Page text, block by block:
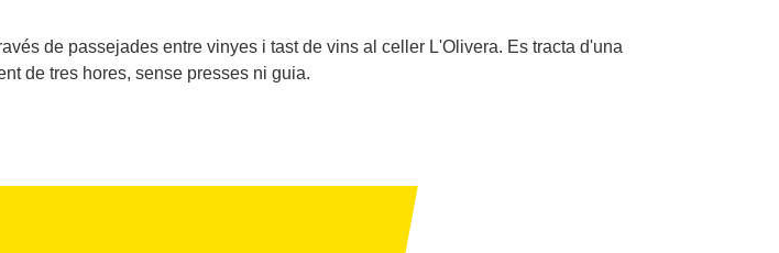
de passejades entre vinyes i tast de vins al celler L'Olivera. Es tracta d'una
de tres hores, sense presses ni guia.